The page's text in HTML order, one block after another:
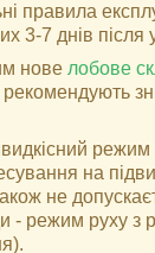
правила
3-7 днів після
нове лобове
рекомендують
режим
на
не
- режим руху з